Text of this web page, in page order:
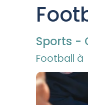
Sports -
Football à